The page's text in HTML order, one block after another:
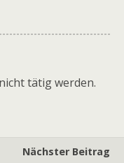
tätig werden.
Nächster Beitrag